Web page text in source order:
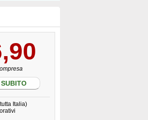
Italia)